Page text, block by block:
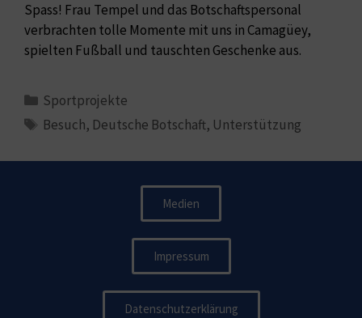
Spass! Frau Tempel und das Botschaftspersonal
verbrachten tolle Momente mit uns in Camagüey,
spielten Fußball und tauschten Geschenke aus.
Sportprojekte
Besuch, Deutsche Botschaft, Unterstützung
Medien
Impressum
Datenschutzerklärung